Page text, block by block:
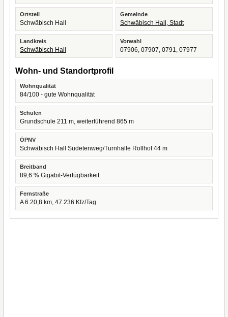
Ortsteil
Schwäbisch Hall
Gemeinde
Schwäbisch Hall, Stadt
Landkreis
Schwäbisch Hall
Vorwahl
07906, 07907, 0791, 07977
Wohn- und Standortprofil
Wohnqualität
84/100 - gute Wohnqualität
Schulen
Grundschule 211 m, weiterführend 865 m
ÖPNV
Schwäbisch Hall Sudetenweg/Turnhalle Rollhof 44 m
Breitband
89,6 % Gigabit-Verfügbarkeit
Fernstraße
A 6 20,8 km, 47.236 Kfz/Tag